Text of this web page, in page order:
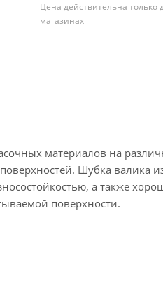
Цена действительна
магазинах
материалов на
Шубка валика
а также
поверхности.